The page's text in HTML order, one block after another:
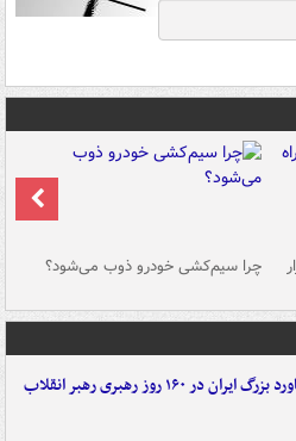
چرا سیم‌کشی خودرو ذوب می‌شود؟